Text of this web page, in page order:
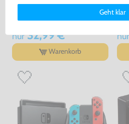
Ladekabel
nur32,99 €
Warenkorb
nur
Deinen Rechten als Nutzer findest
Impressum.
Geht klar